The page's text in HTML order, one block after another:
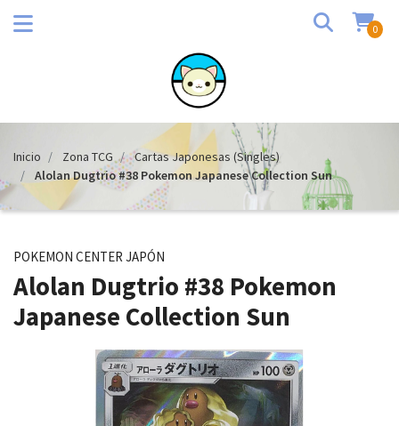
0
Inicio Zona TCG
Cartas Japonesas (Singles)
Alolan Dugtrio #38 Pokemon Japanese Collection Sun
POKEMON CENTER JAPÓN
Alolan Dugtrio #38 Pokemon
Japanese Collection Sun